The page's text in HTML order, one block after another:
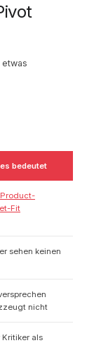
bedeutet
Product-
Fit
sehen keinen
nicht
Kritiker als